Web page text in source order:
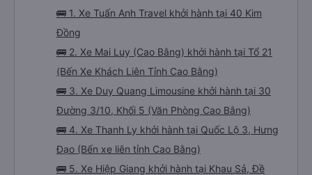
🚌 1. Xe Tuấn Anh Travel khởi hành tại 40 Kim
Đồng
🚌 2. Xe Mai Luy (Cao Bằng) khởi hành tại Tổ 21
(Bến Xe Khách Liên Tỉnh Cao Bằng)
🚌 3. Xe Duy Quang Limousine khởi hành tại 30
Đường 3/10, Khối 5 (Văn Phòng Cao Bằng)
🚌 4. Xe Thanh Ly khởi hành tại Quốc Lộ 3, Hưng
Đạo (Bến xe liên tỉnh Cao Bằng)
🚌 5. Xe Hiệp Giang khởi hành tại Khau Sả, Đề